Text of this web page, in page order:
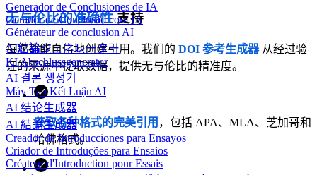
Generador de Conclusiones de IA
Gerador de Conclusão com IA
Générateur de conclusion AI
AI結論ジェネレーター
KI Abschlussgenerator
AI 결론 생성기
Máy Tạo Kết Luận AI
AI 结论生成器
AI 結論生成器
Creador de Introducciones para Ensayos
Criador de Introduções para Ensaios
Créateur d'Introduction pour Essais
无与伦比的准确性支持
每次都能自信地创建引用。我们的 DOI 参考生成器从经过验
证的来源中提取数据，提供无与伦比的精准度。
获取各种格式的完美引用 ，包括 APA、MLA、芝加哥和
哈佛格式。